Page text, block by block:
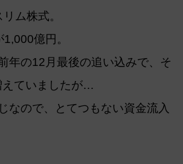
ム株式。
億円。
年の12月最後の追い込みで、そ
えていましたが…
なので、とてつもない資金流入